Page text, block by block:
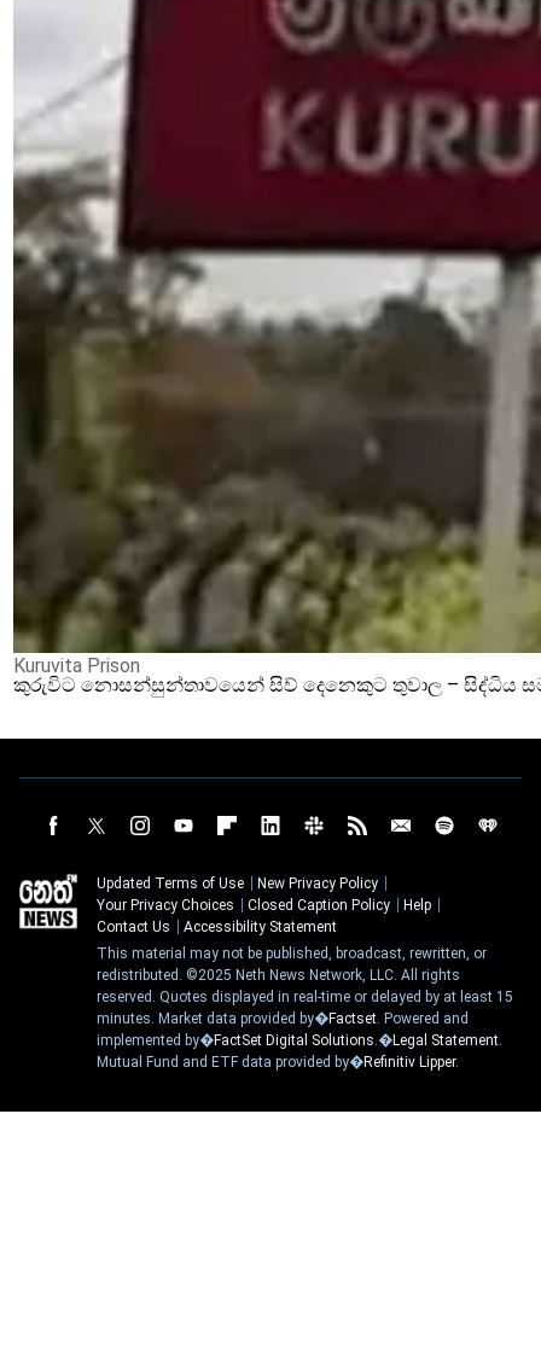
Kuruvita Prison
කුරුවිට නොසන්සුන්තාවයෙන් සිව් දෙනෙකුට තුවාල – සිද්ධිය
Updated Terms of Use
New Privacy Policy
Your Privacy Choices
Closed Caption Policy
Help
Contact Us
Accessibility Statement
This material may not be published, broadcast, rewritten, or
redistributed. ©2025 Neth News Network, LLC. All rights
reserved. Quotes displayed in real-time or delayed by at least 15
minutes. Market data provided by�Factset. Powered and
implemented by�FactSet Digital Solutions.�Legal Statement.
Mutual Fund and ETF data provided by�Refinitiv Lipper.